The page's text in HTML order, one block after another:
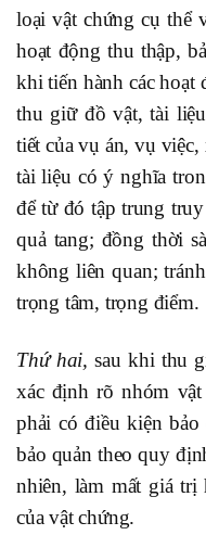
loại vật chứng cụ thể
hoạt động thu thập,
khi tiến hành các hoạt
thu giữ đồ vật, tài
tiết của vụ án, vụ
tài liệu có ý nghĩa
để từ đó tập trung
quả tang; đồng thời
không liên quan;
trọng tâm, trọng điểm.
Thứ hai, sau khi thu
xác định rõ nhóm
phải có điều kiện
bảo quản theo quy
nhiên, làm mất giá trị
của vật chứng.